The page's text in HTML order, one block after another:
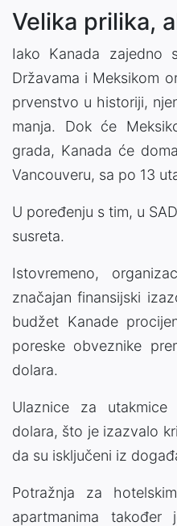
Velika prilika,
Iako Kanada zajedno
Državama i Meksikom
prvenstvo u historiji,
manja. Dok će
grada, Kanada će
Vancouveru, sa po 13
U poređenju s tim, u
susreta.
Istovremeno,
značajan finansijski
budžet Kanade
poreske obveznike
dolara.
Ulaznice za utakmice
dolara, što je izazvalo
da su isključeni iz
Potražnja za
apartmanima